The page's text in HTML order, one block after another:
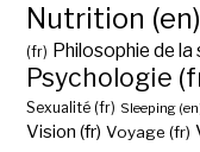
Nutrition (en)
(fr) Philosophie de la
Psychologie
Sexualité (fr) Sleeping
Vision (fr) Voyage (fr)